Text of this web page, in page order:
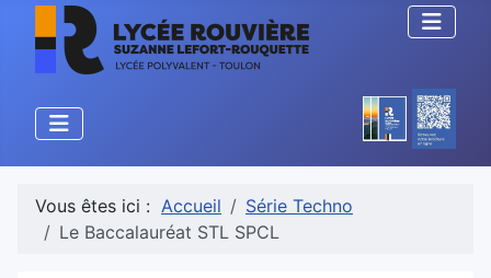
Vous êtes ici : Accueil
Série Techno
Le Baccalauréat STL SPCL